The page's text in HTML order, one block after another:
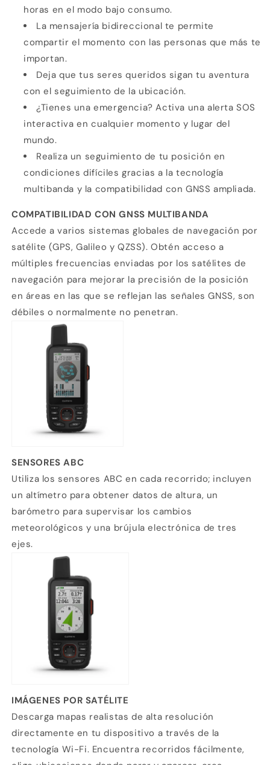
horas en el modo bajo consumo.
La mensajería bidireccional te permite
compartir el momento con las personas que más te
importan.
Deja que tus seres queridos sigan tu aventura
con el seguimiento de la ubicación.
¿Tienes una emergencia? Activa una alerta SOS
interactiva en cualquier momento y lugar del
mundo.
Realiza un seguimiento de tu posición en
condiciones difíciles gracias a la tecnología
multibanda y la compatibilidad con GNSS ampliada.
COMPATIBILIDAD CON GNSS MULTIBANDA
Accede a varios sistemas globales de navegación por
satélite (GPS, Galileo y QZSS). Obtén acceso a
múltiples frecuencias enviadas por los satélites de
navegación para mejorar la precisión de la posición
en áreas en las que se reflejan las señales GNSS, son
débiles o normalmente no penetran.
SENSORES ABC
Utiliza los sensores ABC en cada recorrido; incluyen
un altímetro para obtener datos de altura, un
barómetro para supervisar los cambios
meteorológicos y una brújula electrónica de tres
ejes.
IMÁGENES POR SATÉLITE
Descarga mapas realistas de alta resolución
directamente en tu dispositivo a través de la
tecnología Wi-Fi. Encuentra recorridos fácilmente,